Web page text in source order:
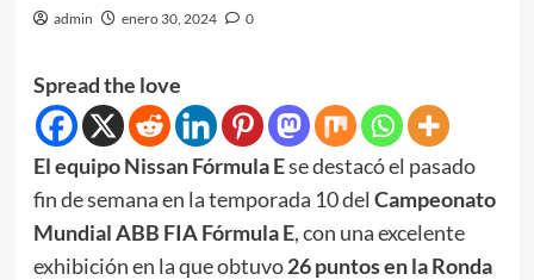
admin enero 30, 2024 0
Spread the love
El equipo Nissan Fórmula Ese destacó el pasado
fin de semana en la temporada 10 del Campeonato
Mundial ABB FIA Fórmula E, con una excelente
exhibición en la que obtuvo26 puntos en la Ronda